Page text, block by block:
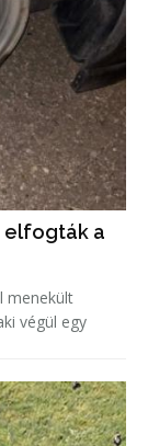
elfogták a
menekült
végül egy